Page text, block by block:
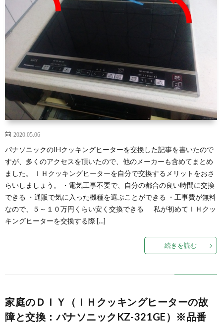
2020.05.06
パナソニックのIHクッキングヒーターを交換した記事を書いたので
すが、多くのアクセスを頂いたので、他のメーカーも含めてまとめ
ました。 ＩＨクッキングヒーターを自分で交換するメリットをおさ
らいしましょう。 ・電気工事不要で、自分の都合の良い時間に交換
できる ・通販で気に入った機種を選ぶことができる ・工事費が無料
なので、５～１０万円くらい安く交換できる 私が初めてＩＨクッ
キングヒーターを交換する際 […]
続きを読む
家庭のＤＩＹ（ＩＨクッキングヒーターの故
障と交換：パナソニックKZ-321GE）※品番